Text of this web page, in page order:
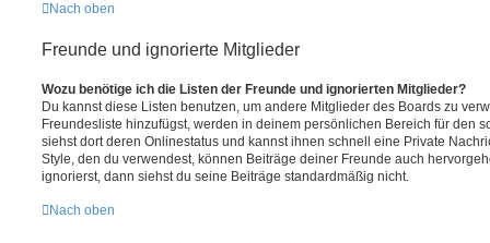
Nach oben
Freunde und ignorierte Mitglieder
Wozu benötige ich die Listen der Freunde und ignorierten Mitglieder?
Du kannst diese Listen benutzen, um andere Mitglieder des Boards zu
Freundesliste hinzufügst, werden in deinem persönlichen Bereich für den
siehst dort deren Onlinestatus und kannst ihnen schnell eine Private
Style, den du verwendest, können Beiträge deiner Freunde auch
ignorierst, dann siehst du seine Beiträge standardmäßig nicht.
Nach oben